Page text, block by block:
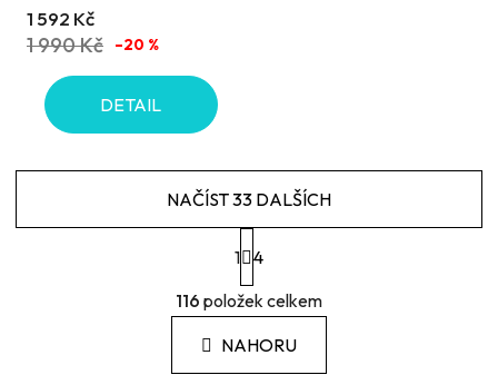
1 592 Kč
1 990 Kč –20 %
DETAIL
O
v
á
NAČÍST 33 DALŠÍCH
S
t
r
á
n
k
1 4
116 položek celkem
NAHORU